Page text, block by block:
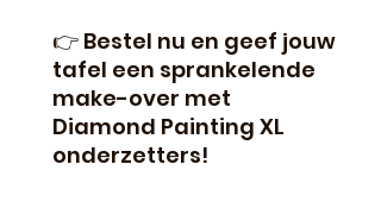
👉 Bestel nu en geef jouw
tafel een sprankelende
make-over met
Diamond Painting XL
onderzetters!